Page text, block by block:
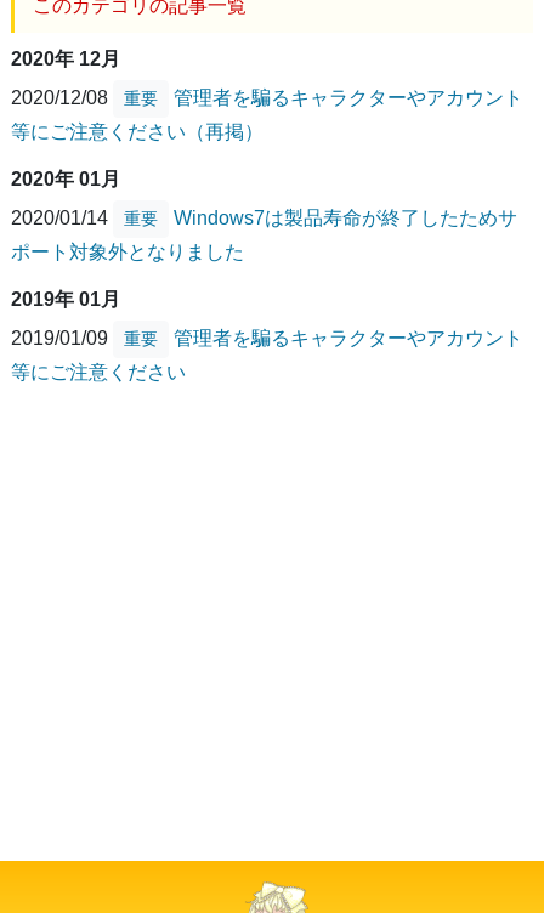
このカテゴリの記事一覧
2020年 12月
2020/12/08
重要
管理者を騙るキャラクターやアカウント
等にご注意ください（再掲）
2020年 01月
2020/01/14
重要
Windows7は製品寿命が終了したためサ
ポート対象外となりました
2019年 01月
2019/01/09
重要
管理者を騙るキャラクターやアカウント
等にご注意ください